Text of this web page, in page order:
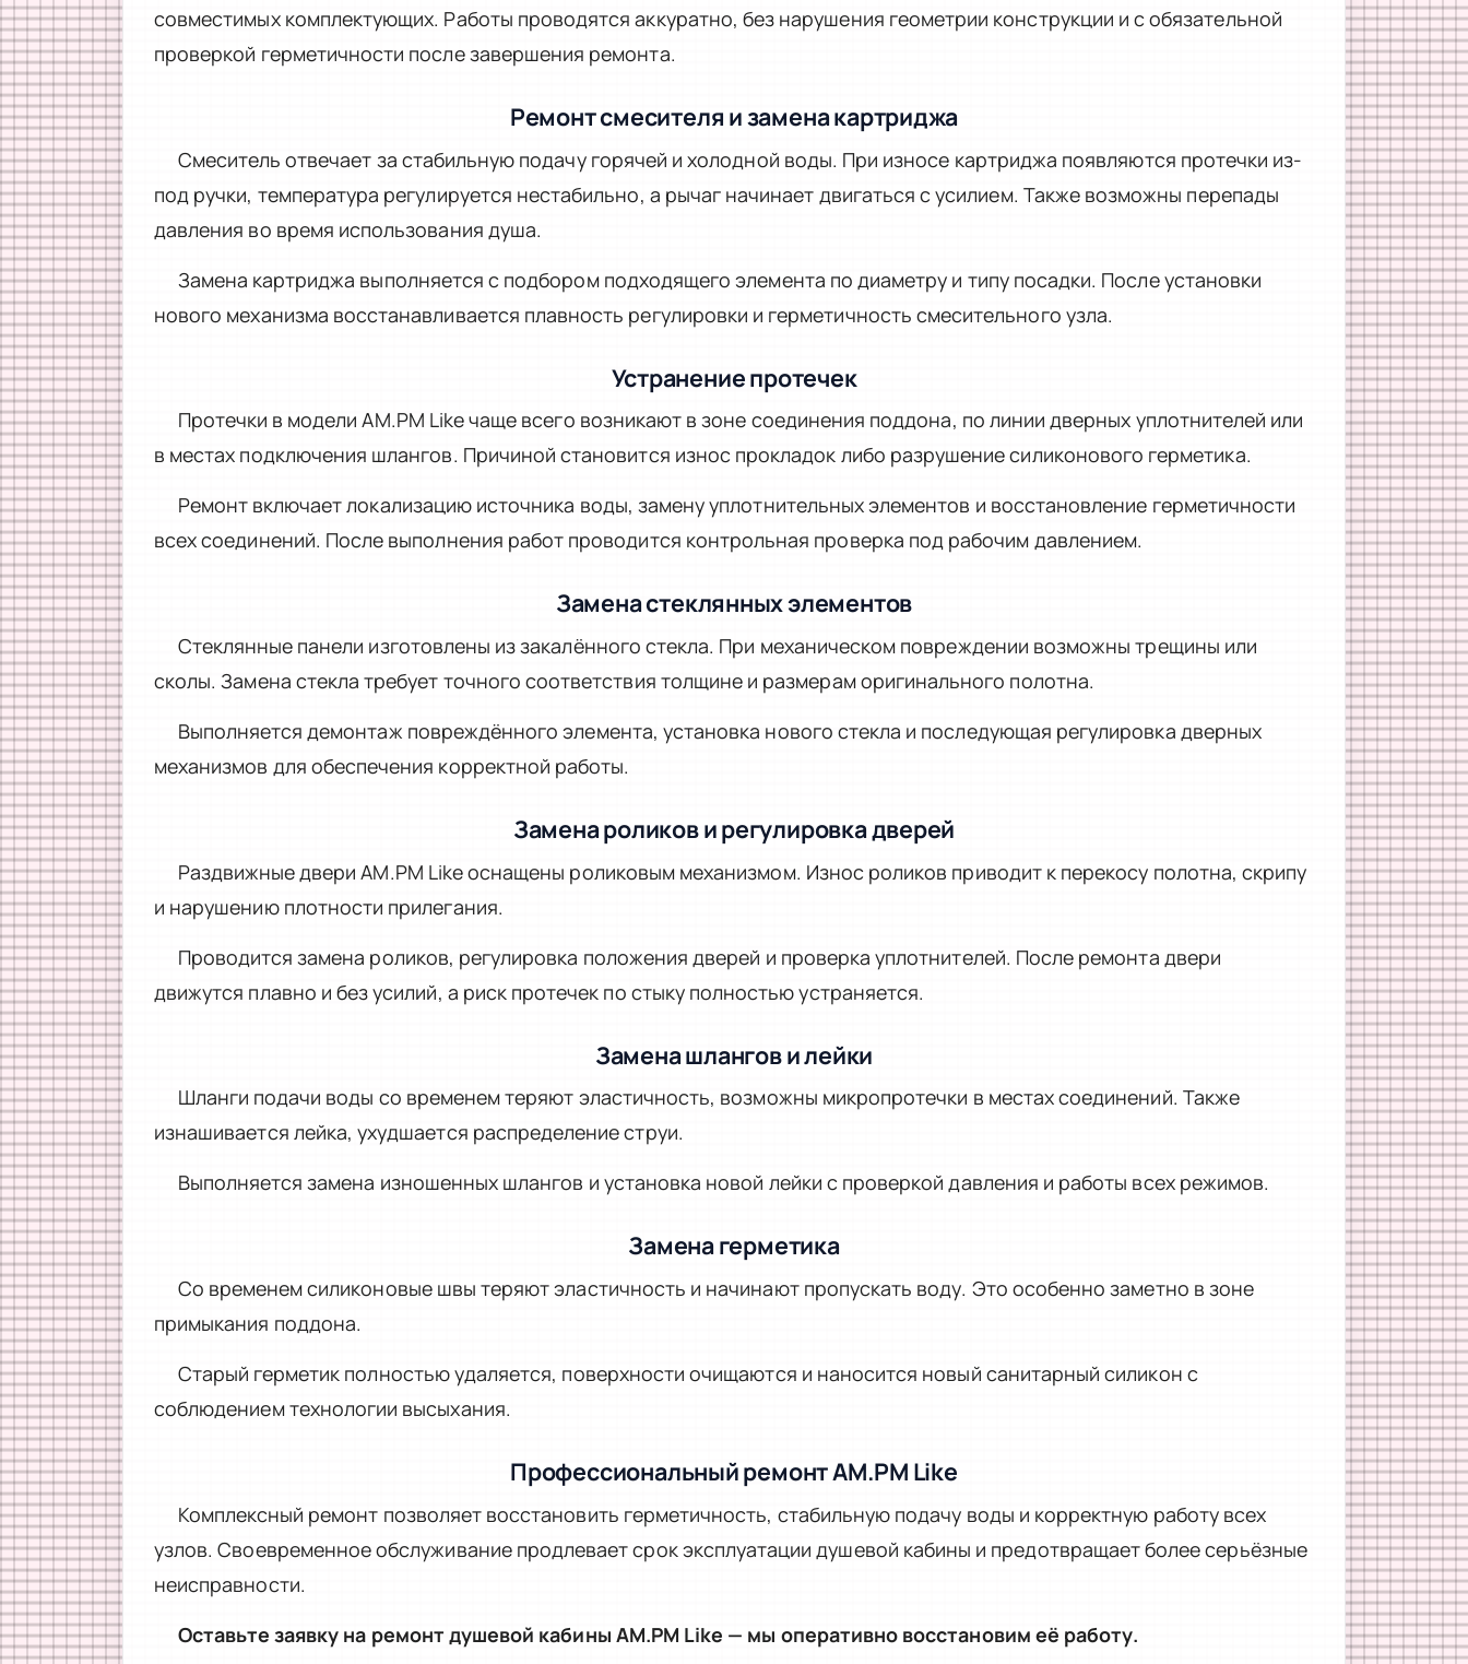
совместимых комплектующих. Работы проводятся аккуратно, без нарушения геометрии конструкции и с обязательной
проверкой герметичности после завершения ремонта.
Ремонт смесителя и замена картриджа
Смеситель отвечает за стабильную подачу горячей и холодной воды. При износе картриджа появляются протечки из-
под ручки, температура регулируется нестабильно, а рычаг начинает двигаться с усилием. Также возможны перепады
давления во время использования душа.
Замена картриджа выполняется с подбором подходящего элемента по диаметру и типу посадки. После установки
нового механизма восстанавливается плавность регулировки и герметичность смесительного узла.
Устранение протечек
Протечки в модели AM.PM Like чаще всего возникают в зоне соединения поддона, по линии дверных уплотнителей или
в местах подключения шлангов. Причиной становится износ прокладок либо разрушение силиконового герметика.
Ремонт включает локализацию источника воды, замену уплотнительных элементов и восстановление герметичности
всех соединений. После выполнения работ проводится контрольная проверка под рабочим давлением.
Замена стеклянных элементов
Стеклянные панели изготовлены из закалённого стекла. При механическом повреждении возможны трещины или
сколы. Замена стекла требует точного соответствия толщине и размерам оригинального полотна.
Выполняется демонтаж повреждённого элемента, установка нового стекла и последующая регулировка дверных
механизмов для обеспечения корректной работы.
Замена роликов и регулировка дверей
Раздвижные двери AM.PM Like оснащены роликовым механизмом. Износ роликов приводит к перекосу полотна, скрипу
и нарушению плотности прилегания.
Проводится замена роликов, регулировка положения дверей и проверка уплотнителей. После ремонта двери
движутся плавно и без усилий, а риск протечек по стыку полностью устраняется.
Замена шлангов и лейки
Шланги подачи воды со временем теряют эластичность, возможны микропротечки в местах соединений. Также
изнашивается лейка, ухудшается распределение струи.
Выполняется замена изношенных шлангов и установка новой лейки с проверкой давления и работы всех режимов.
Замена герметика
Со временем силиконовые швы теряют эластичность и начинают пропускать воду. Это особенно заметно в зоне
примыкания поддона.
Старый герметик полностью удаляется, поверхности очищаются и наносится новый санитарный силикон с
соблюдением технологии высыхания.
Профессиональный ремонт AM.PM Like
Комплексный ремонт позволяет восстановить герметичность, стабильную подачу воды и корректную работу всех
узлов. Своевременное обслуживание продлевает срок эксплуатации душевой кабины и предотвращает более серьёзные
неисправности.
Оставьте заявку на ремонт душевой кабины AM.PM Like — мы оперативно восстановим её работу.